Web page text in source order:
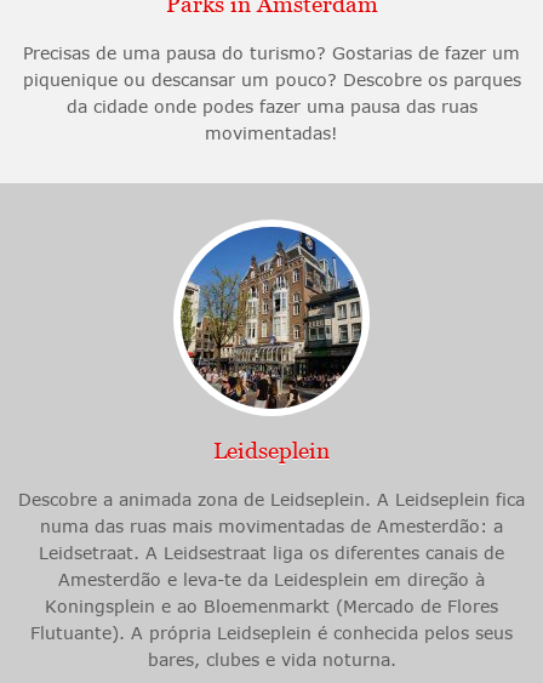
Precisas de uma pausa do turismo? Gostarias de fazer um
piquenique ou descansar um pouco? Descobre os parques
da cidade onde podes fazer uma pausa das ruas
movimentadas!
Leidseplein
Descobre a animada zona de Leidseplein. A Leidseplein fica
numa das ruas mais movimentadas de Amesterdão: a
Leidsetraat. A Leidsestraat liga os diferentes canais de
Amesterdão e leva-te da Leidesplein em direção à
Koningsplein e ao Bloemenmarkt (Mercado de Flores
Flutuante). A própria Leidseplein é conhecida pelos seus
bares, clubes e vida noturna.